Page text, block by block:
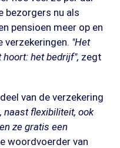
bezorgers nu als
pensioen meer op en
verzekeringen. "Het
het bedrijf", zegt
van de verzekering
naast flexibiliteit, ook
ze gratis een
woordvoerder van